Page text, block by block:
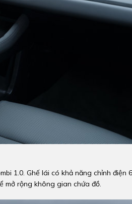
1.0. Ghế lái có khả năng chỉnh điện 6
mở rộng không gian chứa đồ.